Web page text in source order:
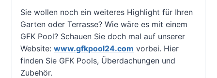
Sie wollen noch ein weiteres Highlight für Ihren
Garten oder Terrasse? Wie wäre es mit einem
GFK Pool? Schauen Sie doch mal auf unserer
Website: www.gfkpool24.com vorbei. Hier
finden Sie GFK Pools, Überdachungen und
Zubehör.